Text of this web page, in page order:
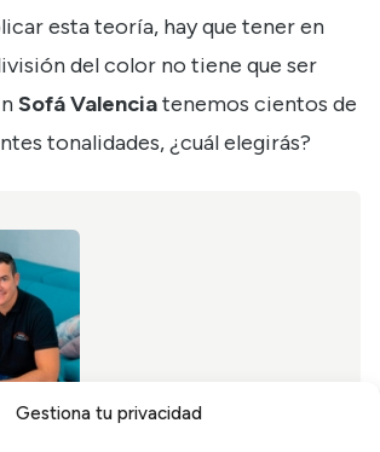
Gestiona tu privacidad
esta teoría, hay que tener en
del color no tiene que ser
Sofá Valenciatenemos cientos de
tonalidades, ¿cuál elegirás?